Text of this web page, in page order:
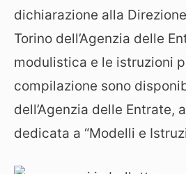
dichiarazione alla
Torino dell’Agenzia delle
modulistica e le istruzioni
compilazione sono
dell’Agenzia delle Entrate,
dedicata a “Modelli e